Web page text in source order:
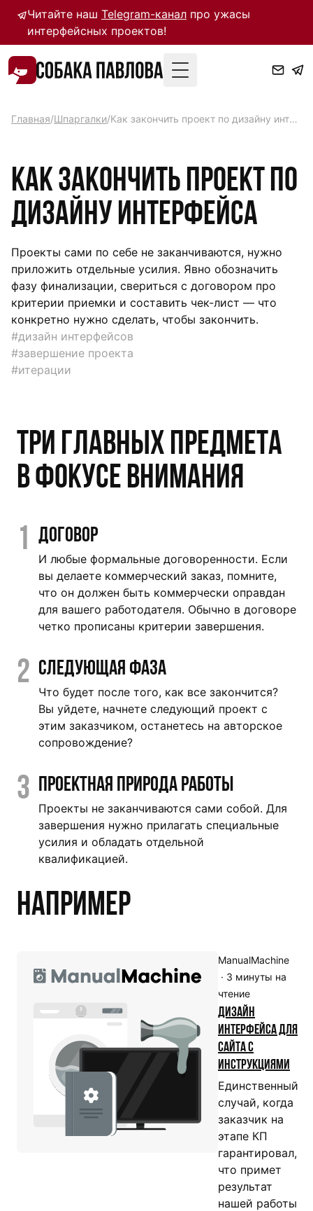
Читайте нашTelegram-канал про ужасы
интерфейсных проектов!
Toggle Menu
Главная/Шпаргалки/ Как закончить проект по дизайну интерфейса
Как закончить проект по
дизайну интерфейса
Проекты сами по себе не заканчиваются, нужно
приложить отдельные усилия. Явно обозначить
фазу финализации, свериться с договором про
критерии приемки и составить чек-лист — что
конкретно нужно сделать, чтобы закончить.
#дизайн интерфейсов
#завершение проекта
#итерации
Три главных предмета
в фокусе внимания
1 Договор
И любые формальные договоренности. Если
вы делаете коммерческий заказ, помните,
что он должен быть коммерчески оправдан
для вашего работодателя. Обычно в договоре
четко прописаны критерии завершения.
2 Следующая фаза
Что будет после того, как все закончится?
Вы уйдете, начнете следующий проект с
этим заказчиком, останетесь на авторское
сопровождение?
3 Проектная природа работы
Проекты не заканчиваются сами собой. Для
завершения нужно прилагать специальные
усилия и обладать отдельной
квалификацией.
Например
ManualMachine
· 3 минуты на
чтение
Дизайн
интерфейса для
сайта с
инструкциями
Единственный
случай, когда
заказчик на
этапе КП
гарантировал,
что примет
результат
нашей работы